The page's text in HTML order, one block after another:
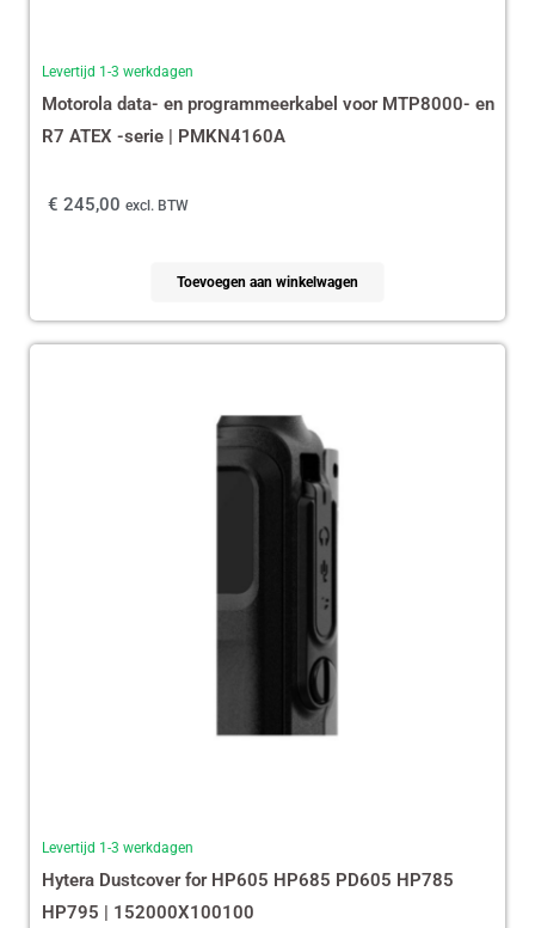
Levertijd 1-3 werkdagen
Motorola data- en programmeerkabel voor MTP8000- en
R7 ATEX -serie | PMKN4160A
€ 245,00 excl. BTW
Toevoegen aan winkelwagen
Levertijd 1-3 werkdagen
Hytera Dustcover for HP605 HP685 PD605 HP785
HP795 | 152000X100100